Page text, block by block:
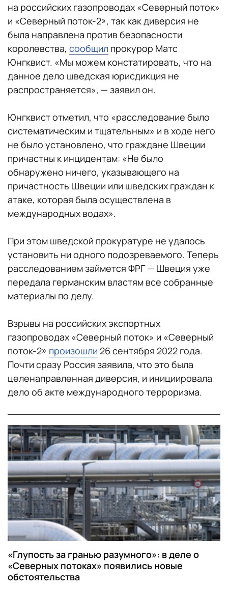
на российских газопроводах «Северный поток»
и «Северный поток-2», так как диверсия не
была направлена против безопасности
королевства, сообщил прокурор Матс
Юнгквист. «Мы можем констатировать, что на
данное дело шведская юрисдикция не
распространяется», — заявил он.
Юнгквист отметил, что «расследование было
систематическим и тщательным» и в ходе него
не было установлено, что граждане Швеции
причастны к инцидентам: «Не было
обнаружено ничего, указывающего на
причастность Швеции или шведских граждан к
атаке, которая была осуществлена в
международных водах».
При этом шведской прокуратуре не удалось
установить ни одного подозреваемого. Теперь
расследованием займется ФРГ — Швеция уже
передала германским властям все собранные
материалы по делу.
Взрывы на российских экспортных
газопроводах «Северный поток» и «Северный
поток-2» произошли 26 сентября 2022 года.
Почти сразу Россия заявила, что это была
целенаправленная диверсия, и инициировала
дело об акте международного терроризма.
«Глупость за гранью разумного»: в деле о
«Северных потоках» появились новые
обстоятельства